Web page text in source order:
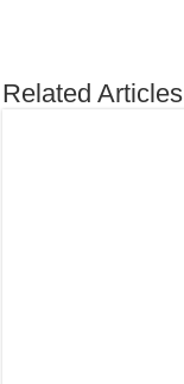
Related Articles